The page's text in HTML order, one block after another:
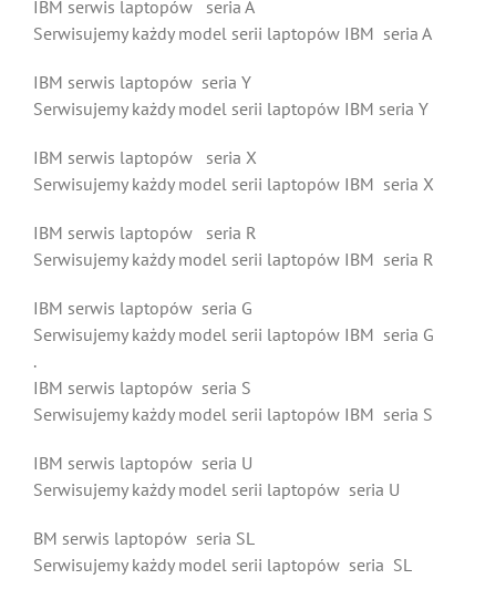
IBM serwis laptopów seria A
Serwisujemy każdy model serii laptopów IBM seria A
IBM serwis laptopów seria Y
Serwisujemy każdy model serii laptopów IBM seria Y
IBM serwis laptopów seria X
Serwisujemy każdy model serii laptopów IBM seria X
IBM serwis laptopów seria R
Serwisujemy każdy model serii laptopów IBM seria R
IBM serwis laptopów seria G
Serwisujemy każdy model serii laptopów IBM seria G
.
IBM serwis laptopów seria S
Serwisujemy każdy model serii laptopów IBM seria S
IBM serwis laptopów seria U
Serwisujemy każdy model serii laptopów seria U
BM serwis laptopów seria SL
Serwisujemy każdy model serii laptopów seria SL